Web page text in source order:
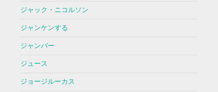
ジャック・ニコルソン
ジャンケンする
ジャンバー
ジュース
ジョージルーカス